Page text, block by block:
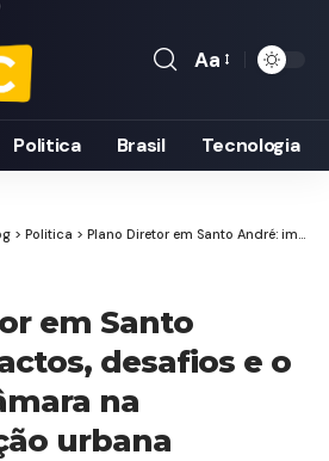
Font
Aa
Politica Brasil Tecnologia
> Politica > Plano Diretor em Santo André: impactos, desafios e o papel da Câmara na reorganização urbana
em Santo
desafios e o
na
urbana